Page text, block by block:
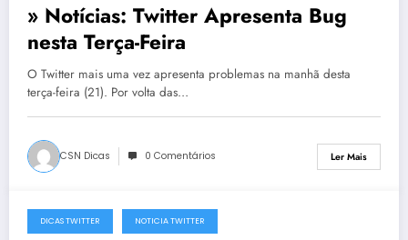
» Notícias: Twitter Apresenta Bug
nesta Terça-Feira
O Twitter mais uma vez apresenta problemas na manhã desta
terça-feira (21). Por volta das…
CSN Dicas 0 Comentários Ler Mais
9 de Agosto, 2010
DICAS TWITTER NOTICIA TWITTER